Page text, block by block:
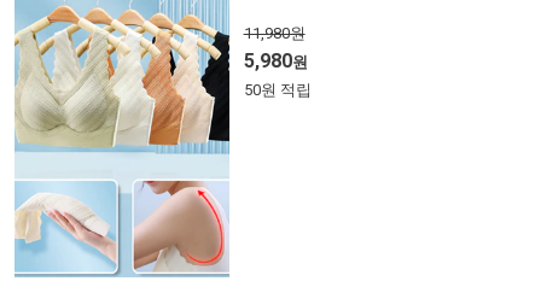
11,980원
5,980원
50원 적립